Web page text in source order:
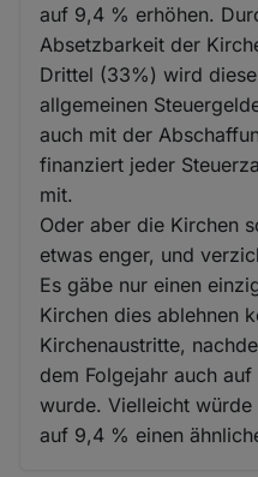
auf 9,4 % erhöhen.
Absetzbarkeit der
Drittel (33%) wird
allgemeinen
auch mit der
finanziert jeder
mit.
Oder aber die Kirchen
etwas enger, und
Es gäbe nur einen
Kirchen dies ablehnen
Kirchenaustritte,
dem Folgejahr auch
wurde. Vielleicht
auf 9,4 % einen